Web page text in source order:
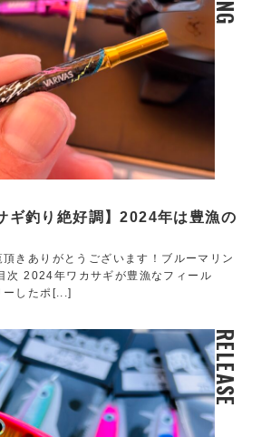
ギ釣り絶好調】2024年は豊漁の
きありがとうございます！ブルーマリン
次 2024年ワカサギが豊漁なフィール
ーしたポ[...]
RELEASE